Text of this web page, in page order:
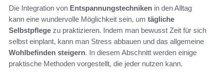
Die Integration von Entspannungstechniken in den Alltag
kann eine wundervolle Möglichkeit sein, um tägliche
Selbstpflege zu praktizieren. Indem man bewusst Zeit für sich
selbst einplant, kann man Stress abbauen und das allgemeine
Wohlbefinden steigern. In diesem Abschnitt werden einige
praktische Methoden vorgestellt, die jeder nutzen kann.